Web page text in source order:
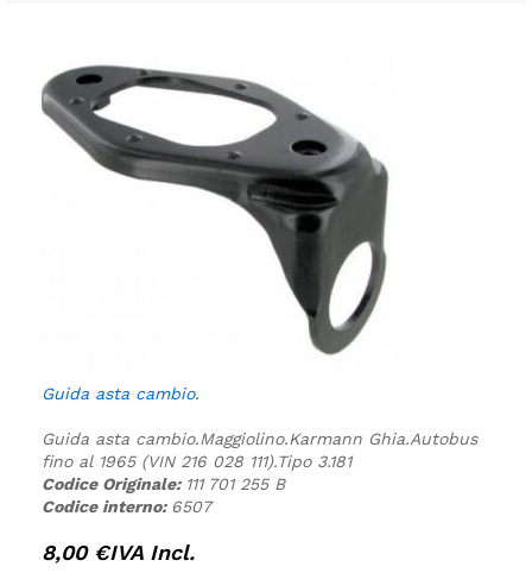
Guida asta cambio.
Guida asta cambio.Maggiolino.Karmann Ghia.Autobus
fino al 1965 (VIN 216 028 111).Tipo 3.181
Codice Originale: 111 701 255 B
Codice interno: 6507
8,00 €IVA Incl.